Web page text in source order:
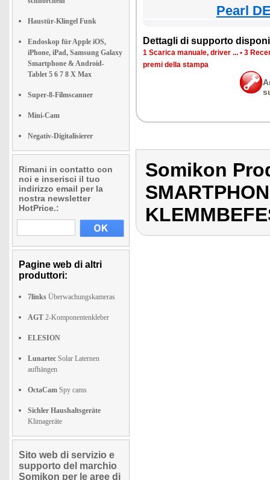
Haustür-Klingel Funk
Endoskop für Apple iOS,
iPhone, iPad, Samsung Galaxy
Smartphone & Android-
Tablet 5 6 7 8 X Max
Super-8-Filmscanner
Mini-Cam
Negativ-Digitalisierer
Rimani in contatto con
noi e inserisci il tuo
indirizzo email per la
nostra newsletter
HotPrice.:
Pagine web di altri
produttori:
7links Überwachungskameras
AGT 2-Komponentenkleber
ELESION
Lunartec Solar Laternen
aufhängen
OctaCam Spy cams
Sichler Haushaltsgeräte
Klimageräte
Sito web di servizio e
supporto del marchio
Somikon per le aree di
Pearl
Dettagli di supporto
1 Scarica manuale, driver ... • 3
premi della stampa
Somikon